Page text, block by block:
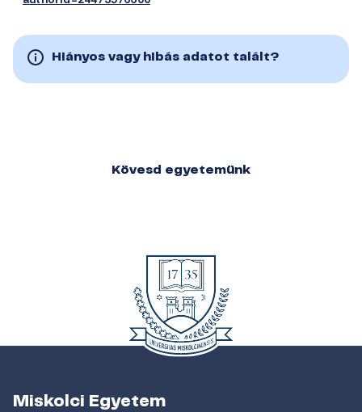
Hiányos vagy hibás adatot talált?
Kövesd egyetemünk
Miskolci Egyetem